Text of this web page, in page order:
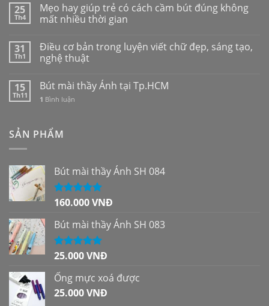
25
Th4
Mẹo hay giúp trẻ có cách cầm bút đúng không
mất nhiều thời gian
31
Th1
Điều cơ bản trong luyện viết chữ đẹp, sáng tạo,
nghệ thuật
15
Th11
Bút mài thầy Ánh tại Tp.HCM
1 Bình luận
SẢN PHẨM
Bút mài thầy Ánh SH 084
Được xếp
sao
160.000VNĐ
Bút mài thầy Ánh SH 083
Được xếp
sao
25.000VNĐ
Ống mực xoá được
25.000VNĐ